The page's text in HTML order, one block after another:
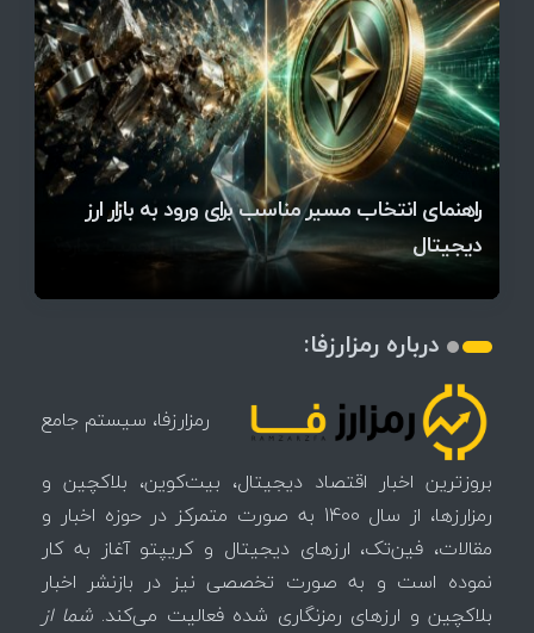
راهنمای انتخاب مسیر مناسب برای ورود به بازار ارز
دیجیتال
چرا سرعت تراکنش‌ها در اقتصاد دیجیتال اهمیت دارد؟
آخرین وضعیت بازار رمزارزها در جهان / مهم‌ترین
تهدید بیت‌کوین مشخص شد
اتفاق تاریخی در بازار رمزارزها / بیت‌کوین سبز شد
قیمت تتر، بیت‌کوین و اتریوم امروز دوشنبه ۵ مرداد
۱۴۰۵ | بیت‌کوین این مرز را از دست بدهد، همه‌چیز
تغییر می‌کند
رقابت پنهان دولت‌ها بر سر بیت‌کوین/ ۱۰ کشور برتر
کدامند؟
اتفاق مهم در بازار رمزارزها / بیت‌کوین وارد فاز تازه شد
تازه‌ترین رسوایی ارز دیجیتال؛ شکایت میلیاردی روی
میز / ۶۲۲ بیت‌کوین کجا رفت؟
درباره رمزارزفا:
رمزارزفا، سیستم جامع
بروزترین اخبار اقتصاد دیجیتال، بیت‌کوین، بلاکچین و
رمزارزها، از سال 1400 به صورت متمرکز در حوزه اخبار و
مقالات، فین‌تک، ارزهای‌ دیجیتال و کریپتو آغاز به کار
نموده است و به صورت تخصصی نیز در بازنشر اخبار
بلاکچین و ارزهای رمزنگاری شده فعالیت می‌کند.شما از